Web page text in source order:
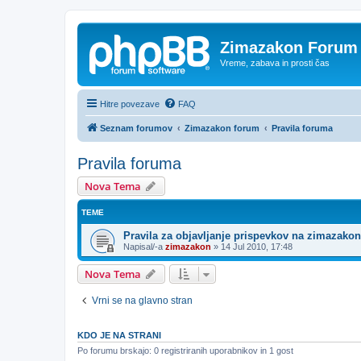
Zimazakon Forum
Vreme, zabava in prosti čas
Hitre povezave FAQ
Seznam forumov Zimazakon forum Pravila foruma
Pravila foruma
Nova Tema
TEME
Pravila za objavljanje prispevkov na
Napisal/-a zimazakon » 14 Jul 2010, 17:48
Nova Tema
Vrni se na glavno stran
KDO JE NA STRANI
Po forumu brskajo: 0 registriranih uporabnikov in 1 gost